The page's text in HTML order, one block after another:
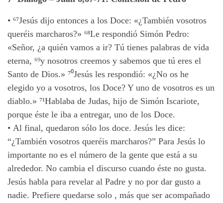
• ⁶⁷Jesús dijo entonces a los Doce: «¿También vosotros
queréis marcharos?» ⁶⁸Le respondió Simón Pedro:
«Señor, ¿a quién vamos a ir? Tú tienes palabras de vida
eterna, ⁶⁹y nosotros creemos y sabemos que tú eres el
Santo de Dios.» ⁷⁰Jesús les respondió: «¿No os he
elegido yo a vosotros, los Doce? Y uno de vosotros es un
diablo.» ⁷¹Hablaba de Judas, hijo de Simón Iscariote,
porque éste le iba a entregar, uno de los Doce.
• Al final, quedaron sólo los doce. Jesús les dice:
“¿También vosotros queréis marcharos?” Para Jesús lo
importante no es el número de la gente que está a su
alrededor. No cambia el discurso cuando éste no gusta.
Jesús habla para revelar al Padre y no por dar gusto a
nadie. Prefiere quedarse solo , más que ser acompañado